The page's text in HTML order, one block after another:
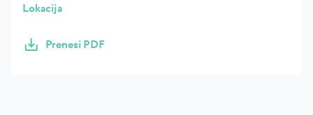
Lokacija
Prenesi PDF